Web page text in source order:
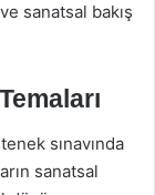
sanatsal bakış
sınavında
sanatsal